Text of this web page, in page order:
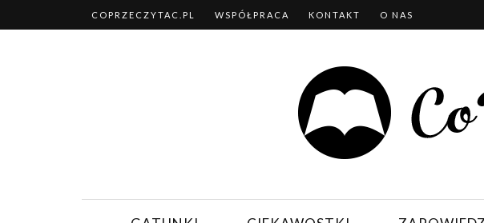
COPRZECZYTAC.PL WSPÓŁPRACA KONTAKT O NAS